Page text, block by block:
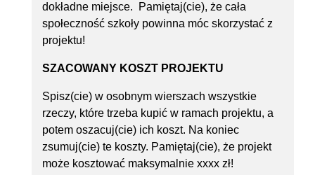
dokładne miejsce. Pamiętaj(cie), że cała
społeczność szkoły powinna móc skorzystać z
projektu!
SZACOWANY KOSZT PROJEKTU
Spisz(cie) w osobnym wierszach wszystkie
rzeczy, które trzeba kupić w ramach projektu, a
potem oszacuj(cie) ich koszt. Na koniec
zsumuj(cie) te koszty. Pamiętaj(cie), że projekt
może kosztować maksymalnie xxxx zł!